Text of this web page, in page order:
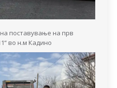
поставување на прв
во н.м Кадино